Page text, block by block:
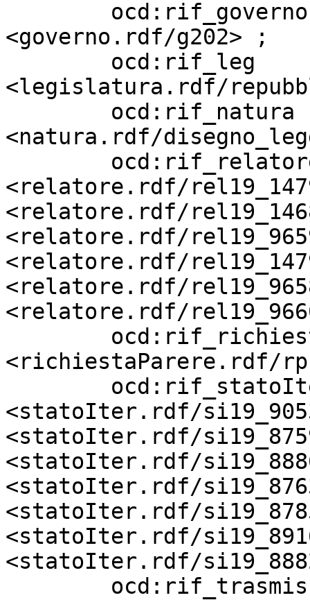
<governo.rdf/g202> ;
<legislatura.rdf/
<natura.rdf/
<relatore.rdf/
<relatore.rdf/
<relatore.rdf/
<relatore.rdf/
<relatore.rdf/
<relatore.rdf/
<richiestaParere.rdf/
<statoIter.rdf/
<statoIter.rdf/
<statoIter.rdf/
<statoIter.rdf/
<statoIter.rdf/
<statoIter.rdf/
<statoIter.rdf/